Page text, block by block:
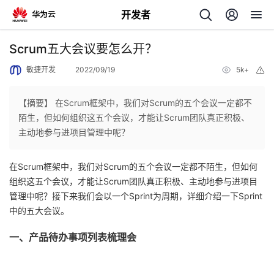
开发者
返
人
主
页
我
的
开
Scrum五大会议要怎么开？
敏捷开发 2022/09/19 5k+
【摘要】 在Scrum框架中，我们对Scrum的五个会议一定都不
陌生，但如何组织这五个会议，才能让Scrum团队真正积极、
主动地参与进项目管理中呢？
在Scrum框架中，我们对Scrum的五个会议一定都不陌生，但如何
组织这五个会议，才能让Scrum团队真正积极、主动地参与进项目
管理中呢？接下来我们会以一个Sprint为周期，详细介绍一下Sprint
中的五大会议。
一、产品待办事项列表梳理会